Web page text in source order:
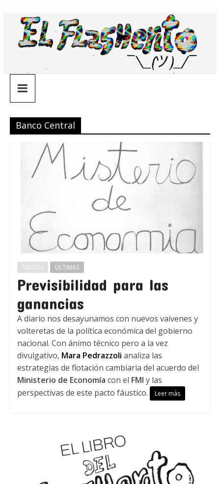
contenido
¯\_(ツ)_/
¯
Banco Central
TEXTOS ÚLTIMAS
Previsibilidad para las
ganancias
A diario nos desayunamos con nuevos vaivenes y
volteretas de la política económica del gobierno
nacional. Con ánimo técnico pero a la vez
divulgativo, Mara Pedrazzoli analiza las
estrategias de flotación cambiaria del acuerdo del
Ministerio de Economía con el FMI y las
perspectivas de este pacto fáustico.
Leer más